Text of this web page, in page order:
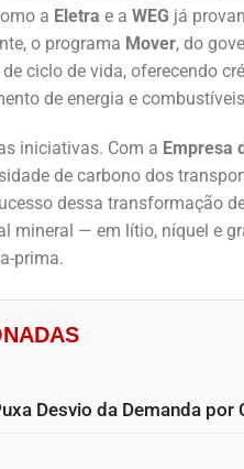
a Eletra e a WEG já
o programa Mover, do
ciclo de vida, oferecendo
de energia e
iniciativas. Com a Empresa
de carbono dos
dessa transformação
mineral — em lítio, níquel e
prima.
Desvio da Demanda